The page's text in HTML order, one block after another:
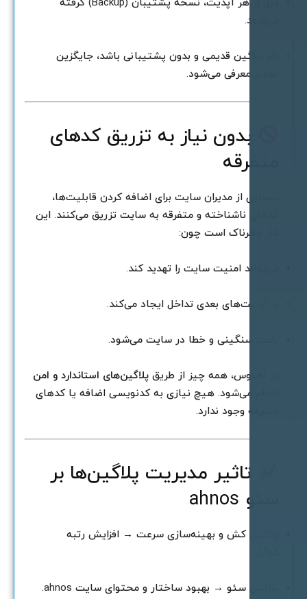
قبل از هر آپدیت، نسخه پشتیبان (Backup) گرفته
اگر پلاگین قدیمی و بدون پشتیبانی باشد، جایگزین
معتبر معرفی می‌شود.
بدون نیاز به تزریق کدهای
بسیاری از مدیران سایت برای اضافه کردن قابلیت‌ها،
کدهای ناشناخته و متفرقه به سایت تزریق می‌کنند. این
کار خطرناک است چون:
می‌تواند امنیت سایت را تهدید کند.
با آپدیت‌های بعدی تداخل ایجاد می‌کند.
باعث سنگینی و خطا در سایت می‌شود.
در اهنوس، همه چیز از طریق پلاگین‌های استاندارد و امن
انجام می‌شود. هیچ نیازی به کدنویسی اضافه یا کدهای
متفرقه وجود ندارد.
تاثیر مدیریت پلاگین‌ها بر
پلاگین کش و بهینه‌سازی سرعت → افزایش رتبه
پلاگین سئو → بهبود ساختار و محتوای سایت ahnos.